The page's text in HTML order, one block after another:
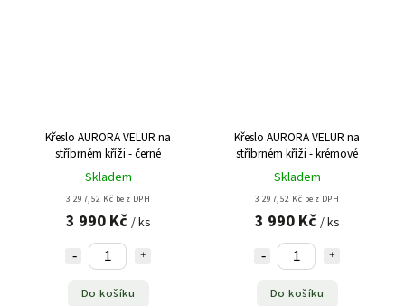
Křeslo AURORA VELUR na
stříbrném kříži - černé
Skladem
3 297,52 Kč bez DPH
3 990 Kč / ks
Do košíku
Křeslo AURORA VELUR na
stříbrném kříži - krémové
Skladem
3 297,52 Kč bez DPH
3 990 Kč / ks
Do košíku